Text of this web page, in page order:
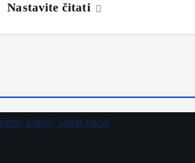
Nastavite čitati